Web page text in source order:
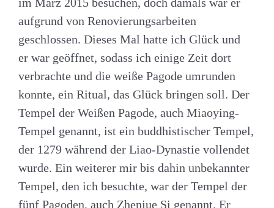
im März 2015 besuchen, doch damals war er
aufgrund von Renovierungsarbeiten
geschlossen. Dieses Mal hatte ich Glück und
er war geöffnet, sodass ich einige Zeit dort
verbrachte und die weiße Pagode umrunden
konnte, ein Ritual, das Glück bringen soll. Der
Tempel der Weißen Pagode, auch Miaoying-
Tempel genannt, ist ein buddhistischer Tempel,
der 1279 während der Liao-Dynastie vollendet
wurde. Ein weiterer mir bis dahin unbekannter
Tempel, den ich besuchte, war der Tempel der
fünf Pagoden, auch Zhenjue Si genannt. Er